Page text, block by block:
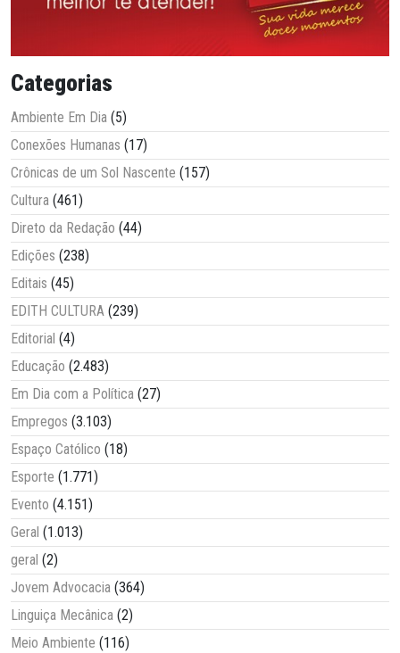
Categorias
Ambiente Em Dia (5)
Conexões Humanas (17)
Crônicas de um Sol Nascente (157)
Cultura (461)
Direto da Redação (44)
Edições (238)
Editais (45)
EDITH CULTURA (239)
Editorial (4)
Educação (2.483)
Em Dia com a Política (27)
Empregos (3.103)
Espaço Católico (18)
Esporte (1.771)
Evento (4.151)
Geral (1.013)
geral (2)
Jovem Advocacia (364)
Linguiça Mecânica (2)
Meio Ambiente (116)